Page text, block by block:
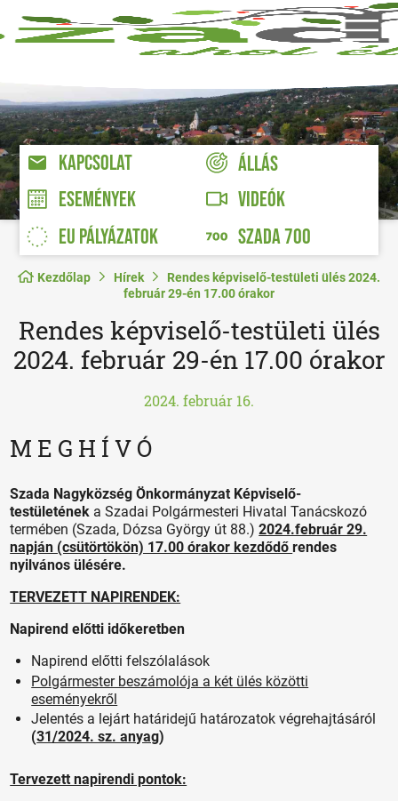
KAPCSOLAT
ÁLLÁS
ESEMÉNYEK
VIDEÓK
EU PÁLYÁZATOK
SZADA 700
Kezdőlap Hírek
Rendes képviselő-testületi ülés 2024.
február 29-én 17.00 órakor
Rendes képviselő-testületi ülés
2024. február 29-én 17.00 órakor
2024. február 16.
M E G H Í V Ó
Szada Nagyközség Önkormányzat Képviselő-
testületének a Szadai Polgármesteri Hivatal Tanácskozó
termében (Szada, Dózsa György út 88.)2024.február 29.
napján (csütörtökön) 17.00 órakor kezdődőrendes
nyilvános ülésére.
TERVEZETT NAPIRENDEK:
Napirend előtti időkeretben
Napirend előtti felszólalások
Polgármester beszámolója a két ülés közötti
eseményekről
Jelentés a lejárt határidejű határozatok végrehajtásáról
(31/2024. sz. anyag)
Tervezett napirendi pontok: